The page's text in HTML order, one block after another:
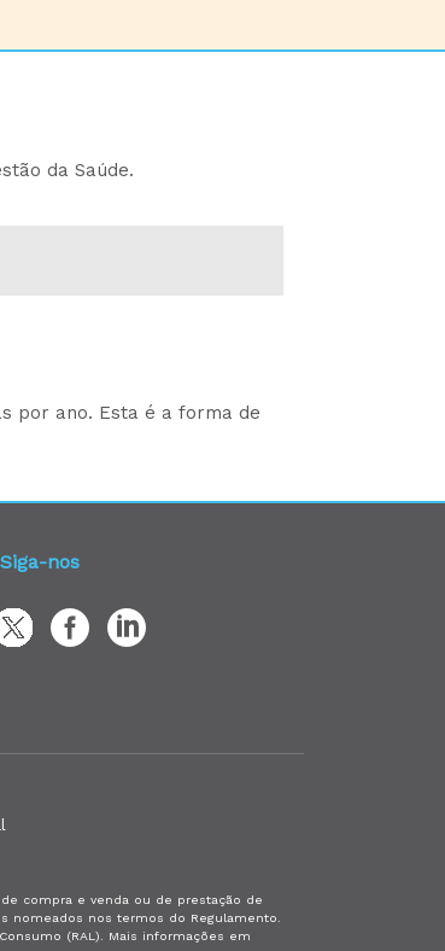
da Saúde.
por ano. Esta é a forma de
Siga-nos
compra e venda ou de prestação de
nomeados nos termos do Regulamento.
(RAL). Mais informações em